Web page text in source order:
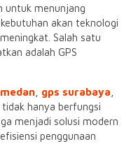
untuk menunjang
akan teknologi
Salah satu
adalah GPS
gps surabaya
tidak hanya berfungsi
menjadi solusi modern
penggunaan